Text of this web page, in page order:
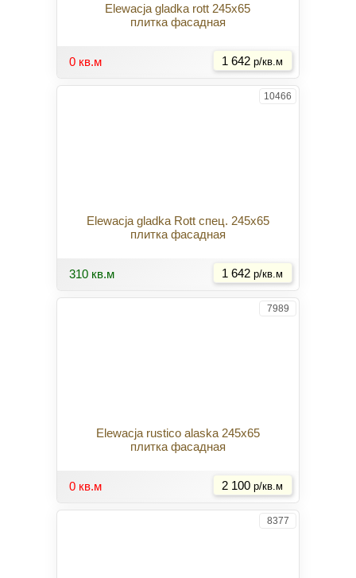
Elewacja gladka rott 245x65
плитка фасадная
0 кв.м 1 642 р/кв.м
10466
Elewacja gladka Rott спец. 245x65
плитка фасадная
310 кв.м 1 642 р/кв.м
7989
Elewacja rustico alaska 245x65
плитка фасадная
0 кв.м 2 100 р/кв.м
8377